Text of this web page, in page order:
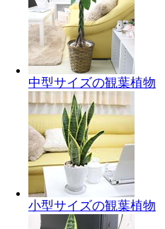
中型サイズの観葉植物
小型サイズの観葉植物